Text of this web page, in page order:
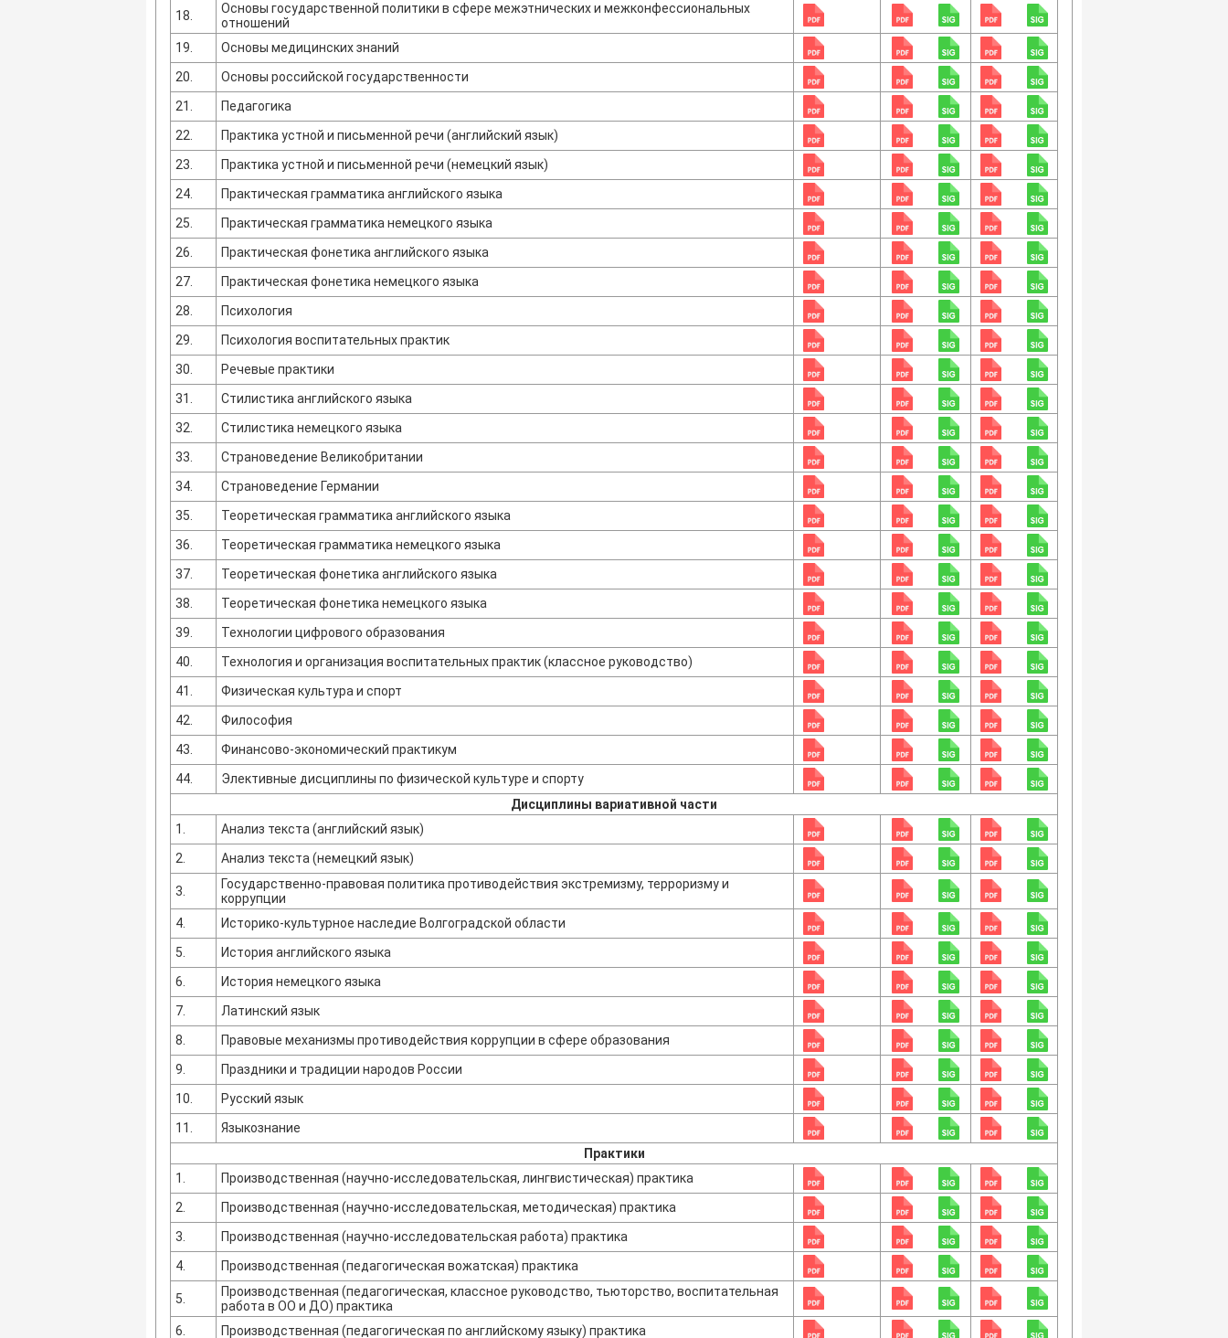
18.
Основы государственной политики в сфере межэтнических и межконфессиональных
отношений
19.
Основы медицинских знаний
20.
Основы российской государственности
21.
Педагогика
22.
Практика устной и письменной речи (английский язык)
23.
Практика устной и письменной речи (немецкий язык)
24.
Практическая грамматика английского языка
25.
Практическая грамматика немецкого языка
26.
Практическая фонетика английского языка
27.
Практическая фонетика немецкого языка
28.
Психология
29.
Психология воспитательных практик
30.
Речевые практики
31.
Стилистика английского языка
32.
Стилистика немецкого языка
33.
Страноведение Великобритании
34.
Страноведение Германии
35.
Теоретическая грамматика английского языка
36.
Теоретическая грамматика немецкого языка
37.
Теоретическая фонетика английского языка
38.
Теоретическая фонетика немецкого языка
39.
Технологии цифрового образования
40.
Технология и организация воспитательных практик (классное руководство)
41.
Физическая культура и спорт
42.
Философия
43.
Финансово-экономический практикум
44.
Элективные дисциплины по физической культуре и спорту
Дисциплины вариативной части
1.
Анализ текста (английский язык)
2.
Анализ текста (немецкий язык)
3.
Государственно-правовая политика противодействия экстремизму, терроризму и
коррупции
4.
Историко-культурное наследие Волгоградской области
5.
История английского языка
6.
История немецкого языка
7.
Латинский язык
8.
Правовые механизмы противодействия коррупции в сфере образования
9.
Праздники и традиции народов России
10.
Русский язык
11.
Языкознание
Практики
1.
Производственная (научно-исследовательская, лингвистическая) практика
2.
Производственная (научно-исследовательская, методическая) практика
3.
Производственная (научно-исследовательская работа) практика
4.
Производственная (педагогическая вожатская) практика
5.
Производственная (педагогическая, классное руководство, тьюторство, воспитательная
работа в ОО и ДО) практика
6.
Производственная (педагогическая по английскому языку) практика